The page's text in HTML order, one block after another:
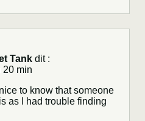
Tank dit :
20 min
to know that someone
as I had trouble finding